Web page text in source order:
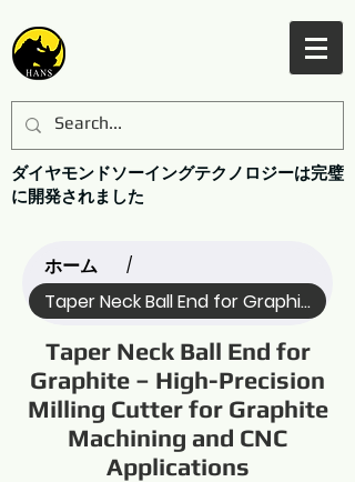
ダイヤモンドソーイングテクノロジーは完璧
に開発されました
ホーム /
Taper Neck Ball End for Graphite (Name)
Taper Neck Ball End for
Graphite – High-Precision
Milling Cutter for Graphite
Machining and CNC
Applications